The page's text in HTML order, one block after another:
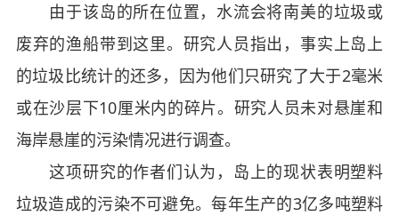
由于该岛的所在位置，水流会将南美的垃圾或
废弃的渔船带到这里。研究人员指出，事实上岛上
的垃圾比统计的还多，因为他们只研究了大于2毫米
或在沙层下10厘米内的碎片。研究人员未对悬崖和
海岸悬崖的污染情况进行调查。
这项研究的作者们认为，岛上的现状表明塑料
垃圾造成的污染不可避免。每年生产的3亿多吨塑料